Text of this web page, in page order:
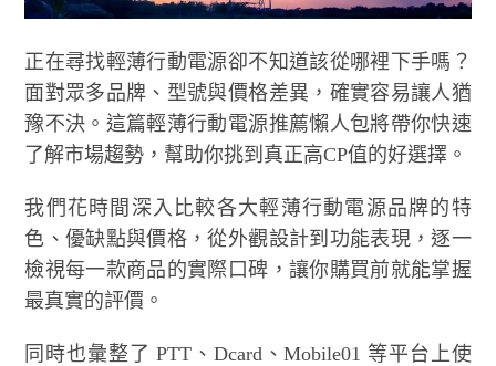
正在尋找輕薄行動電源卻不知道該從哪裡下手嗎？
面對眾多品牌、型號與價格差異，確實容易讓人猶
豫不決。這篇輕薄行動電源推薦懶人包將帶你快速
了解市場趨勢，幫助你挑到真正高CP值的好選擇。
我們花時間深入比較各大輕薄行動電源品牌的特
色、優缺點與價格，從外觀設計到功能表現，逐一
檢視每一款商品的實際口碑，讓你購買前就能掌握
最真實的評價。
同時也彙整了 PTT、Dcard、Mobile01 等平台上使